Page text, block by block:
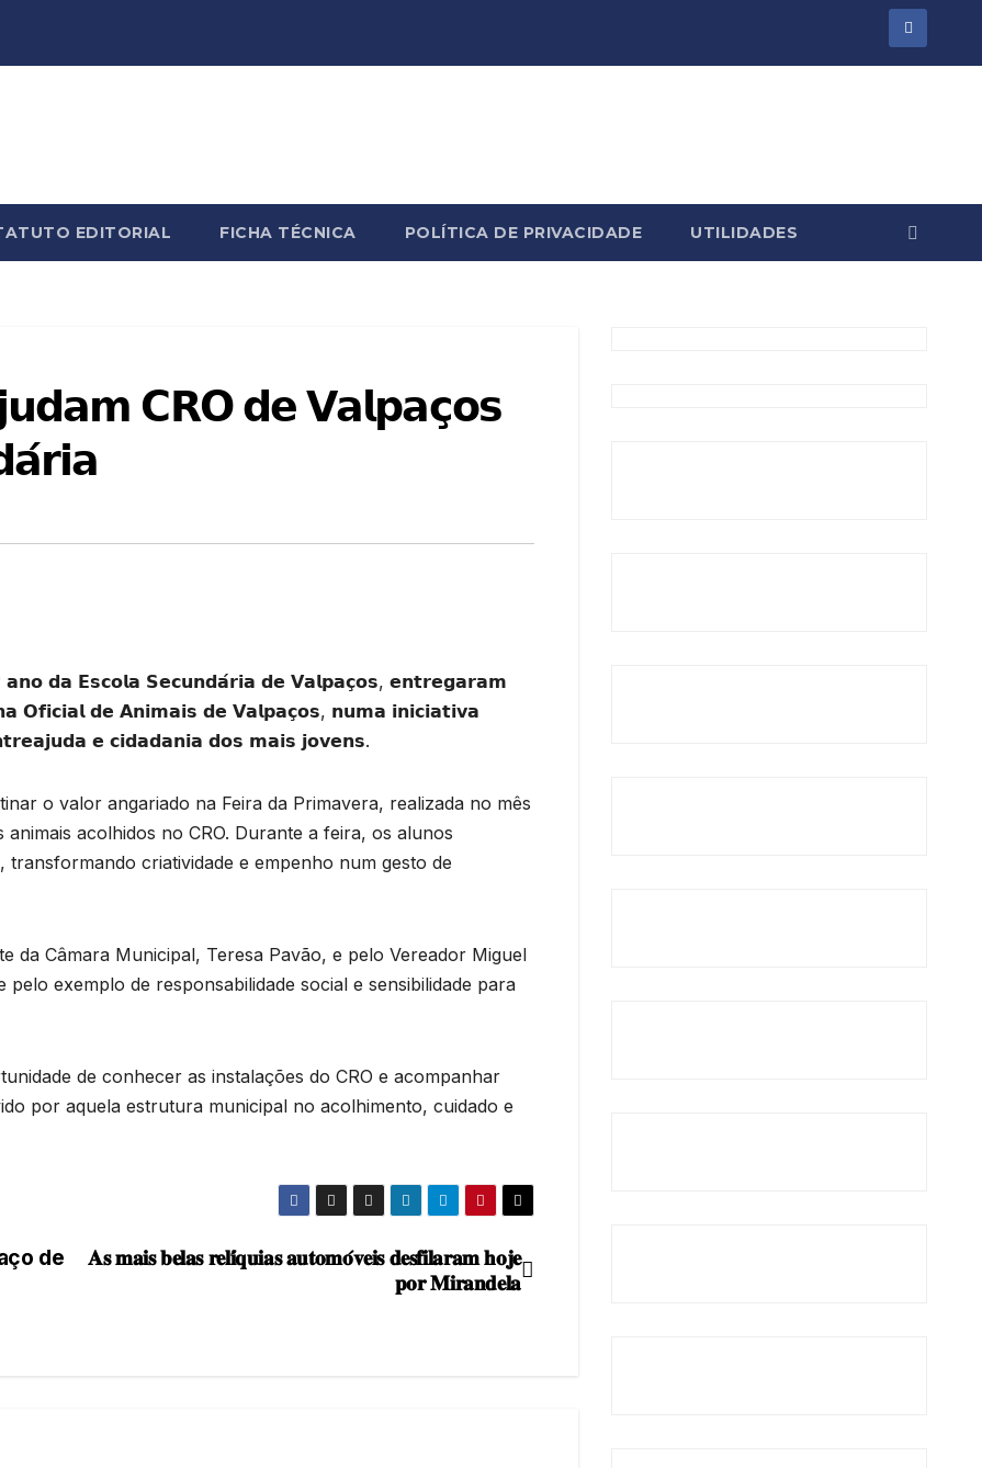
EDITORIAL FICHA TÉCNICA POLÍTICA DE PRIVACIDADE UTILIDADES
𝗖𝗥𝗢 𝗱𝗲 𝗩𝗮𝗹𝗽𝗮𝗰̧𝗼𝘀
𝗱𝗮 𝗘𝘀𝗰𝗼𝗹𝗮 𝗦𝗲𝗰𝘂𝗻𝗱𝗮́𝗿𝗶𝗮 𝗱𝗲 𝗩𝗮𝗹𝗽𝗮𝗰̧𝗼𝘀, 𝗲𝗻𝘁𝗿𝗲𝗴𝗮𝗿𝗮𝗺
𝗱𝗲 𝗔𝗻𝗶𝗺𝗮𝗶𝘀 𝗱𝗲 𝗩𝗮𝗹𝗽𝗮𝗰̧𝗼𝘀, 𝗻𝘂𝗺𝗮 𝗶𝗻𝗶𝗰𝗶𝗮𝘁𝗶𝘃𝗮
𝗲 𝗰𝗶𝗱𝗮𝗱𝗮𝗻𝗶𝗮 𝗱𝗼𝘀 𝗺𝗮𝗶𝘀 𝗷𝗼𝘃𝗲𝗻𝘀.
o valor angariado na Feira da Primavera, realizada no mês
acolhidos no CRO. Durante a feira, os alunos
criatividade e empenho num gesto de
da Câmara Municipal, Teresa Pavão, e pelo Vereador Miguel
exemplo de responsabilidade social e sensibilidade para
de conhecer as instalações do CRO e acompanhar
por aquela estrutura municipal no acolhimento, cuidado e
𝐀𝐬 𝐦𝐚𝐢𝐬 𝐛𝐞𝐥𝐚𝐬 𝐫𝐞𝐥𝐢́𝐪𝐮𝐢𝐚𝐬 𝐚𝐮𝐭𝐨𝐦𝐨́𝐯𝐞𝐢𝐬 𝐝𝐞𝐬𝐟𝐢𝐥𝐚𝐫𝐚𝐦 𝐡𝐨𝐣𝐞
𝐩𝐨𝐫 𝐌𝐢𝐫𝐚𝐧𝐝𝐞𝐥𝐚
de